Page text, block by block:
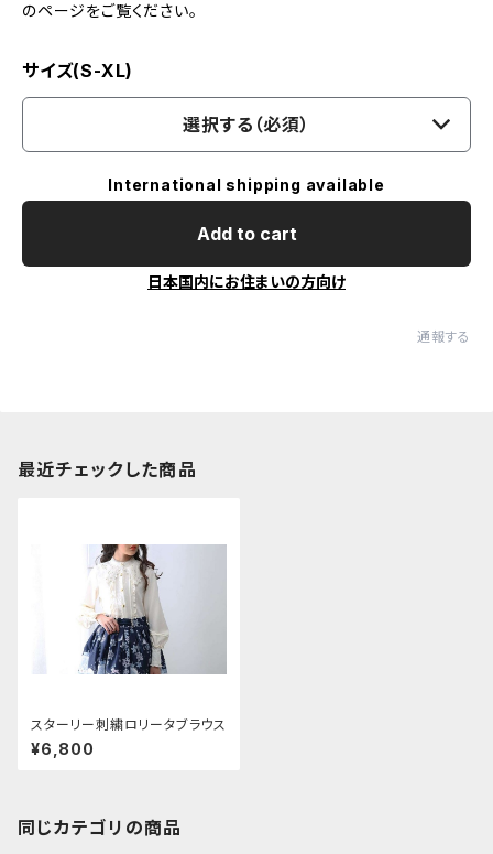
のページをご覧ください。
サイズ(S-XL)
選択する（必須）
International shipping available
Add to cart
日本国内にお住まいの方向け
通報する
最近チェックした商品
スターリー刺繍ロリータブラウス
¥6,800
同じカテゴリの商品